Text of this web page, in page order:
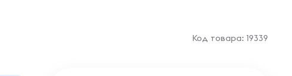
Код товара: 19339